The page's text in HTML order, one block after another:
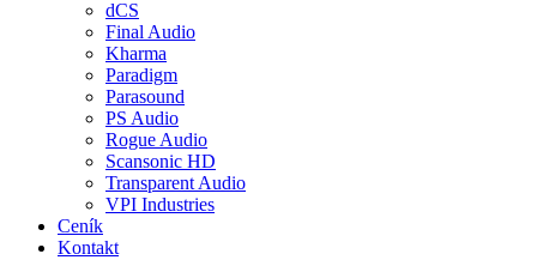
dCS
Final Audio
Kharma
Paradigm
Parasound
PS Audio
Rogue Audio
Scansonic HD
Transparent Audio
VPI Industries
Ceník
Kontakt